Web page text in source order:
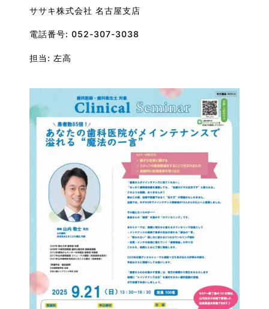
ササキ株式会社 名古屋支店
電話番号: 052-307-3038
担当: 左高